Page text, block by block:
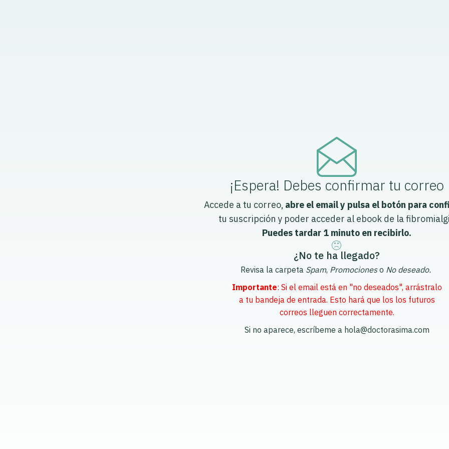
¡Espera! Debes confirmar tu correo
Accede a tu correo, abre el email y pulsa el botón para
tu suscripción y poder acceder al ebook de la
Puedes tardar 1 minuto en recibirlo.
¿No te ha llegado?
Revisa la carpeta Spam, Promocioneso No deseado.
Importante: Si el email está en "no deseados", arrástralo
a tu bandeja de entrada. Esto hará que los los futuros
correos lleguen correctamente.
Si no aparece, escríbeme a hola@doctorasima.com